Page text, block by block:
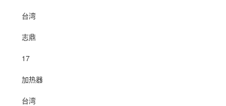
台湾
志鼎
17
加热器
台湾